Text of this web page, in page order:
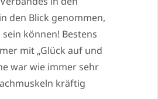
den Blick genommen,
können! Bestens
mit „Glück auf und
war wie immer sehr
kräftig